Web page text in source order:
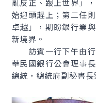
亂反正、跟上世界」
始迎頭趕上；第二任
卓越」，期盼銀行業
新境界。
訪賓一行下午由行
華民國銀行公會理事
總統，總統府副秘書長